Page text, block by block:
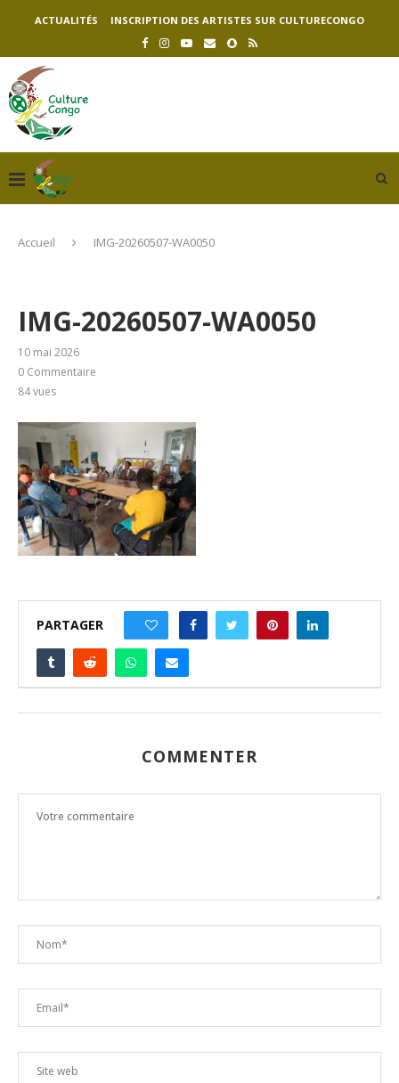
ACTUALITÉS INSCRIPTION DES ARTISTES SUR CULTURECONGO
Accueil IMG-20260507-WA0050
IMG-20260507-WA0050
10 mai 2026
0 Commentaire
84vues
PARTAGER
COMMENTER